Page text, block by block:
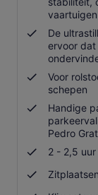
De
ervoor dat
Voor
schepen
Handige
Pedro
2 - 2,5